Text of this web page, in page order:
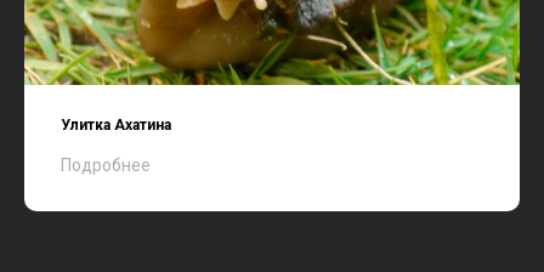
Улитка Ахатина
Подробнее